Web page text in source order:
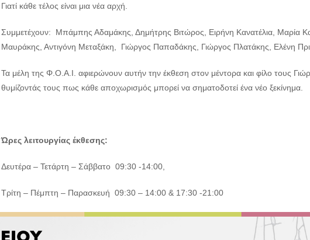
Γιατί κάθε τέλος είναι μια νέα αρχή.
Συμμετέχουν: Μπάμπης Αδαμάκης, Δημήτρης Βιτώρος, Ειρήνη Κανατέλια, Μαρία
Μαυράκης, Αντιγόνη Μεταξάκη, Γιώργος Παπαδάκης, Γιώργος Πλατάκης, Ελένη
Τα μέλη της Φ.Ο.Α.Ι. αφιερώνουν αυτήν την έκθεση στον μέντορα και φίλο τους
θυμίζοντάς τους πως κάθε αποχωρισμός μπορεί να σηματοδοτεί ένα νέο ξεκίνημα.
Ώρες λειτουργίας έκθεσης:
Δευτέρα – Τετάρτη – Σάββατο 09:30 -14:00,
Τρίτη – Πέμπτη – Παρασκευή 09:30 – 14:00 & 17:30 -21:00